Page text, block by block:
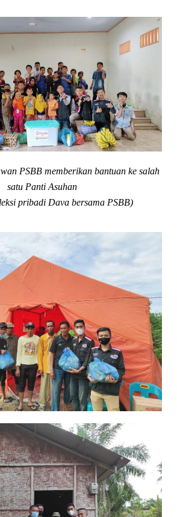
PSBB memberikan bantuan ke salah
satu Panti Asuhan
pribadi Dava bersama PSBB)